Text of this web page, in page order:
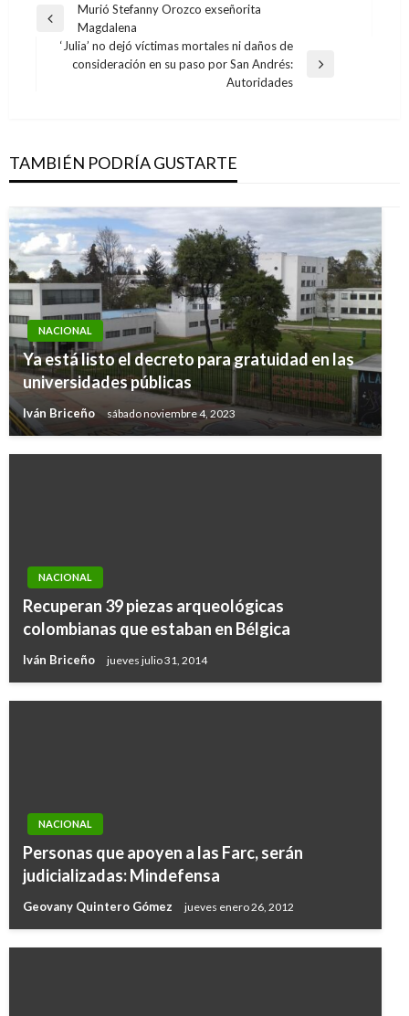
Navegación
entradas
Entrada
anterior
Murió Stefanny Orozco exseñorita
Magdalena
Entrada
‘Julia’ no dejó víctimas mortales ni daños de
consideración en su paso por San Andrés:
Autoridades
TAMBIÉN PODRÍA GUSTARTE
NACIONAL
Ya está listo el decreto para gratuidad en las
universidades públicas
Iván Briceño sábado noviembre 4, 2023
NACIONAL
Recuperan 39 piezas arqueológicas
colombianas que estaban en Bélgica
Iván Briceño jueves julio 31, 2014
NACIONAL
Personas que apoyen a las Farc, serán
judicializadas: Mindefensa
Geovany Quintero Gómez jueves enero 26, 2012